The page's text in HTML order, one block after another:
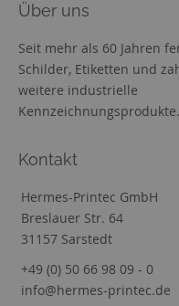
Über uns
Seit mehr als 60 Jahren
Schilder, Etiketten und
weitere industrielle
Kennzeichnungsprodukte.
Kontakt
Hermes-Printec GmbH
Breslauer Str. 64
31157 Sarstedt
+49 (0) 50 66 98 09 - 0
info@hermes-printec.de